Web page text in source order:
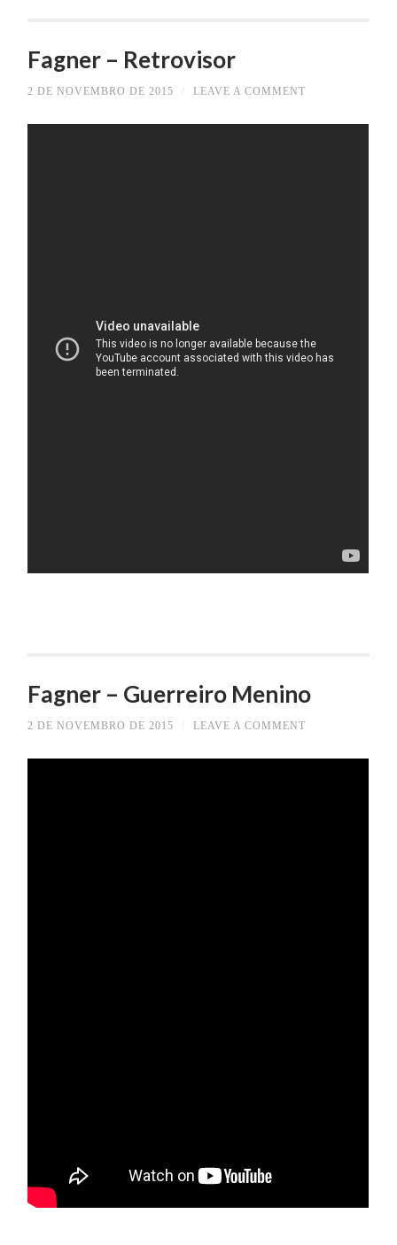
Fagner – Retrovisor
2 DE NOVEMBRO DE 2015 LEAVE A COMMENT
Fagner – Guerreiro Menino
2 DE NOVEMBRO DE 2015 LEAVE A COMMENT